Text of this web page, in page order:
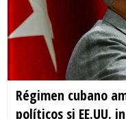
Régimen cubano
políticos si EE.UU.